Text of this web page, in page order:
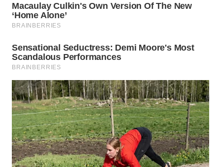
WAHANA
NEWS
WAHANA
TANI
WAHANA
ADVOKAT
WAHANA
INFRASTRUKTUR
WAHANA